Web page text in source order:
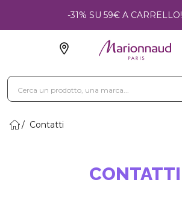
-31% SU 59€ A CARRELLO!
Contatti
CONTATTI